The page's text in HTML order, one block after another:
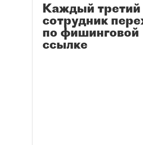
Каждый третий
сотрудник
по фишинговой
ссылке